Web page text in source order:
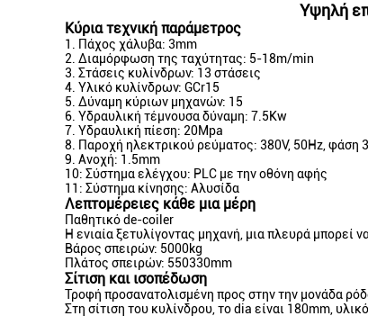
Υψηλή
Κύρια τεχνική παράμετρος
1. Πάχος χάλυβα: 3mm
2. Διαμόρφωση της ταχύτητας: 5-18m/min
3. Στάσεις κυλίνδρων: 13 στάσεις
4. Υλικό κυλίνδρων: GCr15
5. Δύναμη κύριων μηχανών: 15
6. Υδραυλική τέμνουσα δύναμη: 7.5Kw
7. Υδραυλική πίεση: 20Mpa
8. Παροχή ηλεκτρικού ρεύματος: 380V, 50Hz, φάση 3
9. Ανοχή: 1.5mm
10: Σύστημα ελέγχου: PLC με την οθόνη αφής
11: Σύστημα κίνησης: Αλυσίδα
Λεπτομέρειες κάθε μια μέρη
Παθητικό de-coiler
Η ενιαία ξετυλίγοντας μηχανή, μια πλευρά μπορεί
Βάρος σπειρών: 5000kg
Πλάτος σπειρών: 550330mm
Σίτιση και ισοπέδωση
Τροφή προσανατολισμένη προς στην την μονάδα
Στη σίτιση του κυλίνδρου, το dia είναι 180mm,